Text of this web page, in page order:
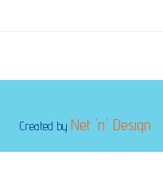
Created by Net 'n' Design